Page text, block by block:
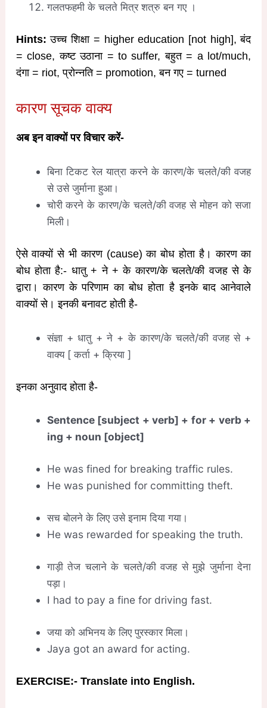
गलतफहमी के चलते मित्र शत्रु बन गए ।
Hints: उच्च शिक्षा = higher education [not high], बंद
= close, कष्ट उठाना = to suffer, बहुत = a lot/much,
दंगा = riot, प्रोन्नति = promotion, बन गए = turned
कारण सूचक वाक्य
अब इन वाक्यों पर विचार करें-
बिना टिकट रेल यात्रा करने के कारण/के चलते/की वजह
से उसे जुर्माना हुआ।
चोरी करने के कारण/के चलते/की वजह से मोहन को सजा
मिली।
ऐसे वाक्यों से भी कारण (cause) का बोध होता है। कारण का
बोध होता है:- धातु + ने + के कारण/के चलते/की वजह से के
द्वारा। कारण के परिणाम का बोध होता है इनके बाद आनेवाले
वाक्यों से। इनकी बनावट होती है-
संज्ञा + धातु + ने + के कारण/के चलते/की वजह से +
वाक्य [ कर्ता + क्रिया ]
इनका अनुवाद होता है-
Sentence [subject + verb] + for + verb +
ing + noun [object]
He was fined for breaking traffic rules.
He was punished for committing theft.
सच बोलने के लिए उसे इनाम दिया गया।
He was rewarded for speaking the truth.
गाड़ी तेज चलाने के चलते/की वजह से मुझे जुर्माना देना
पड़ा।
I had to pay a fine for driving fast.
जया को अभिनय के लिए पुरस्कार मिला।
Jaya got an award for acting.
EXERCISE:- Translate into English.